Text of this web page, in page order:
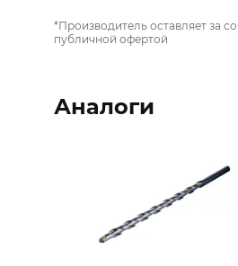
*Производитель оставляет за
публичной офертой
Аналоги